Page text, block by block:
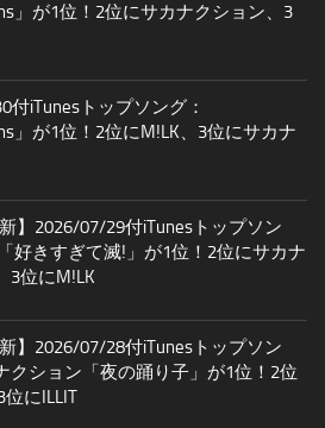
」が1位！2位にサカナクション、3
付iTunesトップソング：
」が1位！2位にM!LK、3位にサカナ
新】2026/07/29付iTunesトップソン
好きすぎて滅!」が1位！2位にサカナ
3位にM!LK
新】2026/07/28付iTunesトップソン
クション「夜の踊り子」が1位！2位
位にILLIT